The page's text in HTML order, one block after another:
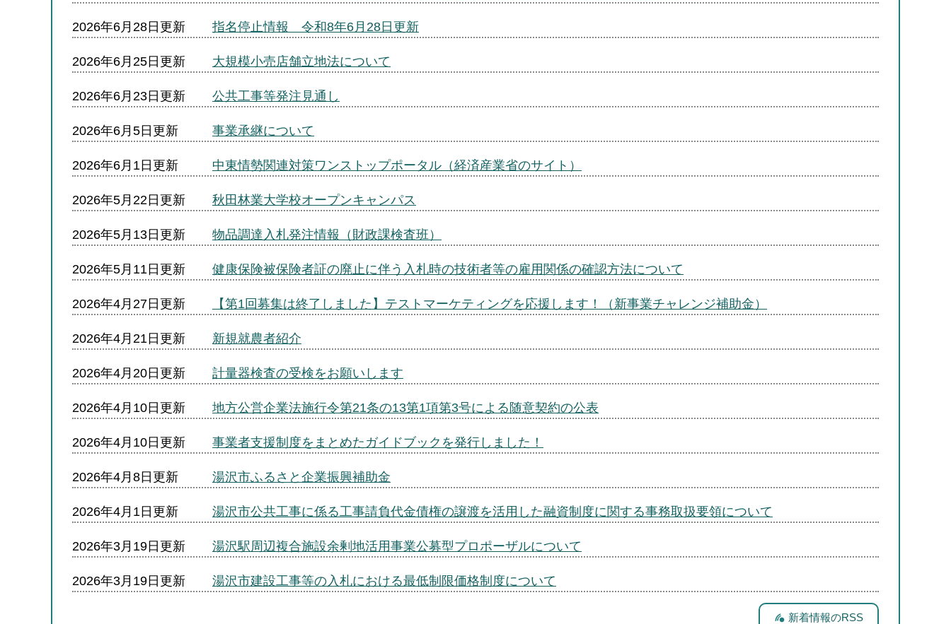
2026年6月28日更新 指名停止情報 令和8年6月28日更新
2026年6月25日更新 大規模小売店舗立地法について
2026年6月23日更新 公共工事等発注見通し
2026年6月5日更新 事業承継について
2026年6月1日更新 中東情勢関連対策ワンストップポータル（経済産業省のサイト）
2026年5月22日更新 秋田林業大学校オープンキャンパス
2026年5月13日更新 物品調達入札発注情報（財政課検査班）
2026年5月11日更新 健康保険被保険者証の廃止に伴う入札時の技術者等の雇用関係の確認方法について
2026年4月27日更新 【第1回募集は終了しました】テストマーケティングを応援します！（新事業チャレンジ補助金）
2026年4月21日更新 新規就農者紹介
2026年4月20日更新 計量器検査の受検をお願いします
2026年4月10日更新 地方公営企業法施行令第21条の13第1項第3号による随意契約の公表
2026年4月10日更新 事業者支援制度をまとめたガイドブックを発行しました！
2026年4月8日更新 湯沢市ふるさと企業振興補助金
2026年4月1日更新 湯沢市公共工事に係る工事請負代金債権の譲渡を活用した融資制度に関する事務取扱要領について
2026年3月19日更新 湯沢駅周辺複合施設余剰地活用事業公募型プロポーザルについて
2026年3月19日更新 湯沢市建設工事等の入札における最低制限価格制度について
新着情報のRSS